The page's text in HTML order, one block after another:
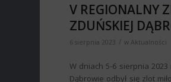
V REGIONALNY
ZDUŃSKIEJ
6 sierpnia 2023 / wAktualności
W dniach 5-6 sierpnia 2023
Dąbrowie odbył się zlot